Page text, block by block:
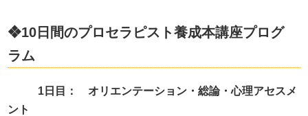
❖10 日間のプロセラピスト養成本講座プログ
ラム
1 日目： オリエンテーション・総論・心理アセスメ
ント